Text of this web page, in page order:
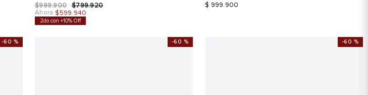
$999.900 $799.920
Ahora $599.940
2do con +10% Off
$ 999.900
-60 % -60 % -60 %